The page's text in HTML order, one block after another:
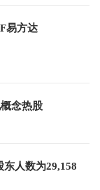
易方达
念热股
人数为29,158